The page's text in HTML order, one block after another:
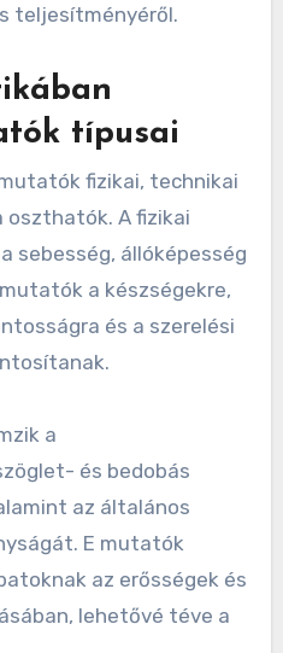
teljesítményéről.
típusai
fizikai, technikai
A fizikai
sebesség, állóképesség
a készségekre,
és a szerelési
a
és bedobás
az általános
E mutatók
az erősségek és
lehetővé téve a